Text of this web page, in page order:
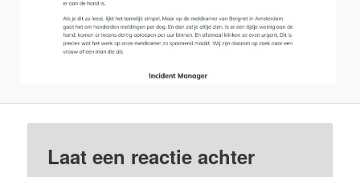
Laat een reactie achter